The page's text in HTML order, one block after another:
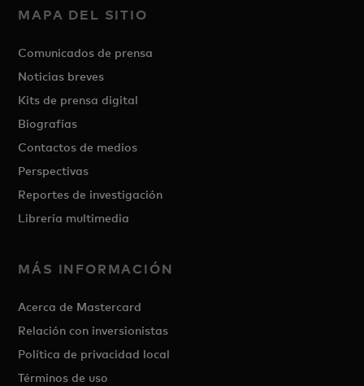
MAPA DEL SITIO
Comunicados de prensa
Noticias breves
Kits de prensa digital
Biografías
Contactos de medios
Perspectivas
Reportes de investigación
Librería multimedia
MÁS INFORMACIÓN
Acerca de Mastercard
Relación con inversionistas
Política de privacidad local
Términos de uso